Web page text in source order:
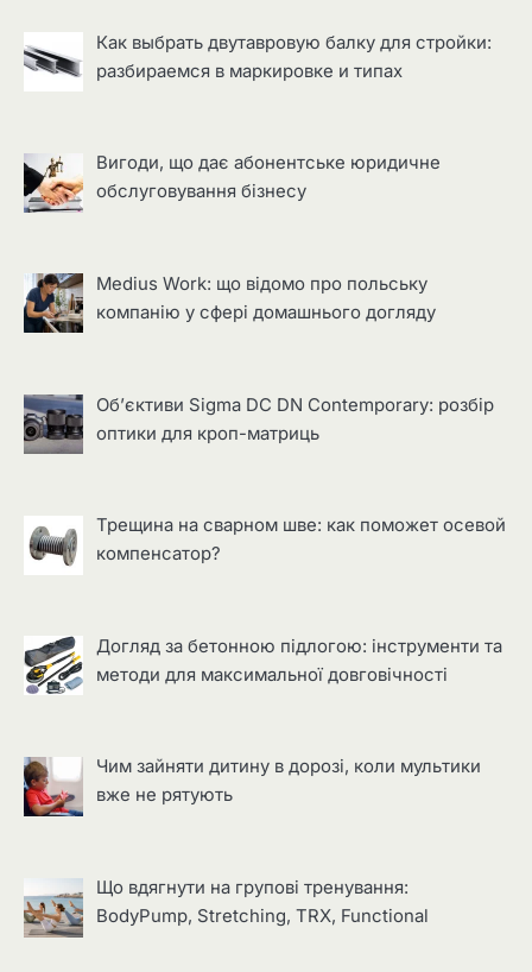
Как выбрать двутавровую балку для стройки:
разбираемся в маркировке и типах
Вигоди, що дає абонентське юридичне
обслуговування бізнесу
Medius Work: що відомо про польську
компанію у сфері домашнього догляду
Об’єктиви Sigma DC DN Contemporary: розбір
оптики для кроп-матриць
Трещина на сварном шве: как поможет осевой
компенсатор?
Догляд за бетонною підлогою: інструменти та
методи для максимальної довговічності
Чим зайняти дитину в дорозі, коли мультики
вже не рятують
Що вдягнути на групові тренування:
BodyPump, Stretching, TRX, Functional